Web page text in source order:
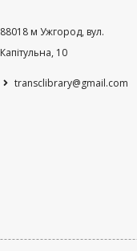
88018 м Ужгород, вул.
Капітульна, 10
transclibrary@gmail.com